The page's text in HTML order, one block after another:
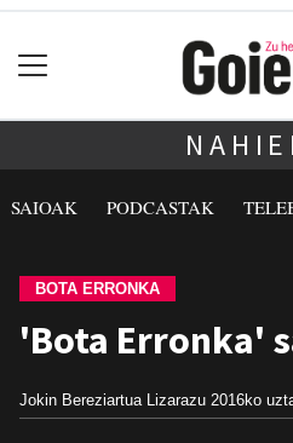
SAIOAK PODCASTAK
BOTA ERRONKA
'Bota Erronka'
Jokin Bereziartua Lizarazu 2016ko